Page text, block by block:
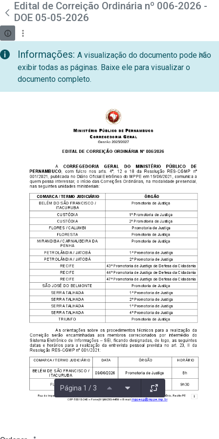
Pular para o Conteúdo principal
teste descricao
Edital de Correição Ordinária nº 006-2026 -
DOE 05-05-2026
Informações: A visualização do documento pode não
exibir todas as páginas. Baixe ele para visualizar o
documento completo.
Página 1 / 3